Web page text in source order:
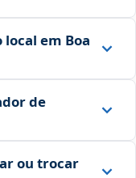
em Boa
de
ou trocar